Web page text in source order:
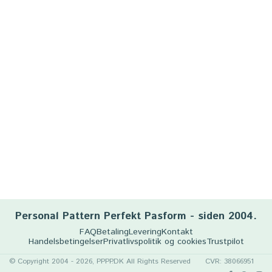
Personal Pattern Perfekt Pasform - siden 2004.
FAQBetalingLeveringKontakt
HandelsbetingelserPrivatlivspolitik og cookiesTrustpilot
© Copyright 2004 - 2026, PPPP.DK All Rights Reserved CVR: 38066951